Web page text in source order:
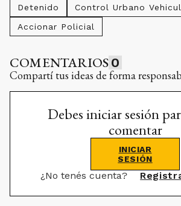
Detenido
Control Urbano
Accionar Policial
COMENTARIOS 0
Compartí tus ideas de forma
Debes iniciar sesión
comentar
INICIAR
SESIÓN
¿No tenés cuenta?